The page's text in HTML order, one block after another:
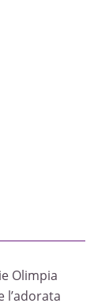
Olimpia
l’adorata